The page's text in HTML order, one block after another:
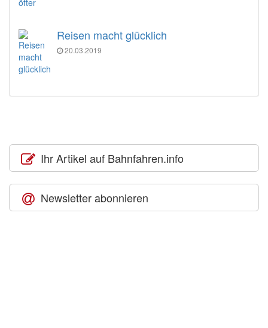
Reisen macht glücklich
20.03.2019
Ihr Artikel auf Bahnfahren.info
Newsletter abonnieren